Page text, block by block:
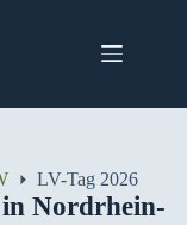
LV-Tag 2026
Nordrhein-